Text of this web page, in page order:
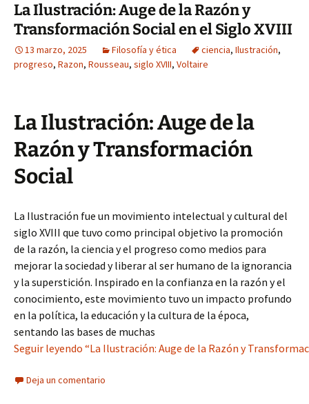
La Ilustración: Auge de la Razón y
Transformación Social en el Siglo XVIII
13 marzo, 2025 Filosofía y ética ciencia, Ilustración,
progreso, Razon, Rousseau, siglo XVIII, Voltaire
La Ilustración: Auge de la
Razón y Transformación
Social
La Ilustración fue un movimiento intelectual y cultural del
siglo XVIII que tuvo como principal objetivo la promoción
de la razón, la ciencia y el progreso como medios para
mejorar la sociedad y liberar al ser humano de la ignorancia
y la superstición. Inspirado en la confianza en la razón y el
conocimiento, este movimiento tuvo un impacto profundo
en la política, la educación y la cultura de la época,
sentando las bases de muchas
Seguir leyendo “La Ilustración: Auge de la Razón y
Deja un comentario